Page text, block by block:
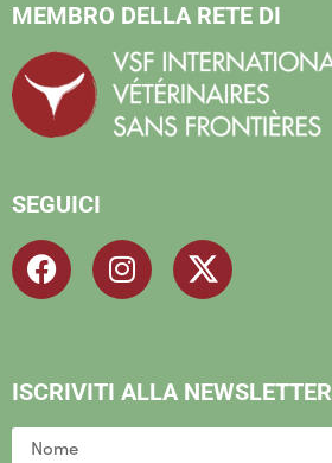
MEMBRO DELLA RETE DI
SEGUICI
ISCRIVITI ALLA NEWSLETTER